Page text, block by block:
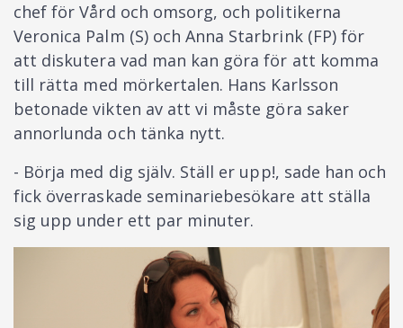
chef för Vård och omsorg, och politikerna
Veronica Palm (S) och Anna Starbrink (FP) för
att diskutera vad man kan göra för att komma
till rätta med mörkertalen. Hans Karlsson
betonade vikten av att vi måste göra saker
annorlunda och tänka nytt.
- Börja med dig själv. Ställ er upp!, sade han och
fick överraskade seminariebesökare att ställa
sig upp under ett par minuter.